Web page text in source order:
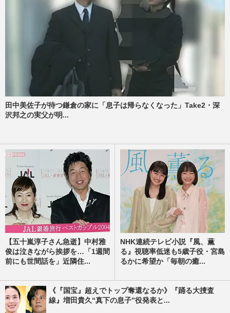
田中美佐子が待つ鎌倉の家に「息子は帰らなくなった」Take2・深
沢邦之の実父が明...
【五十嵐淳子さん急逝】中村雅
俊は泣きながら挨拶を…「1週間
前にも世間話を」近隣住...
NHK連続テレビ小説『風、薫
る』視聴率低迷も5歳子役・宮島
るかに希望か「毎朝の癒...
《『国宝』超えでトップ奪還なるか》『踊る大捜査
線』増田貴久“真下の息子”役発表と...